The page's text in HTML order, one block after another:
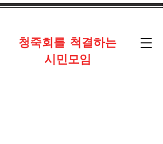
​청죽회를 척결하는
시민모임